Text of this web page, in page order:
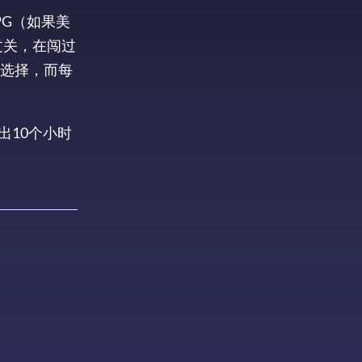
（如果美
，在闯过
择，而每
10个小时